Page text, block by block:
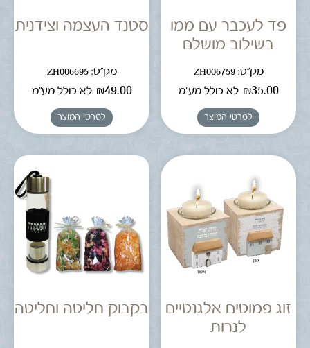
פד לעכבר עם ממו
בשילוב מושלם
מק"ט: ZH006759
₪35.00 לא כולל מע"מ
לפרטי המוצר
סטנד העצמה וצידנית
מק"ט: ZH006695
₪49.00 לא כולל מע"מ
לפרטי המוצר
זוג פמוטים אלגנטיים
לנרות
בקבוק חליטה וחליטה